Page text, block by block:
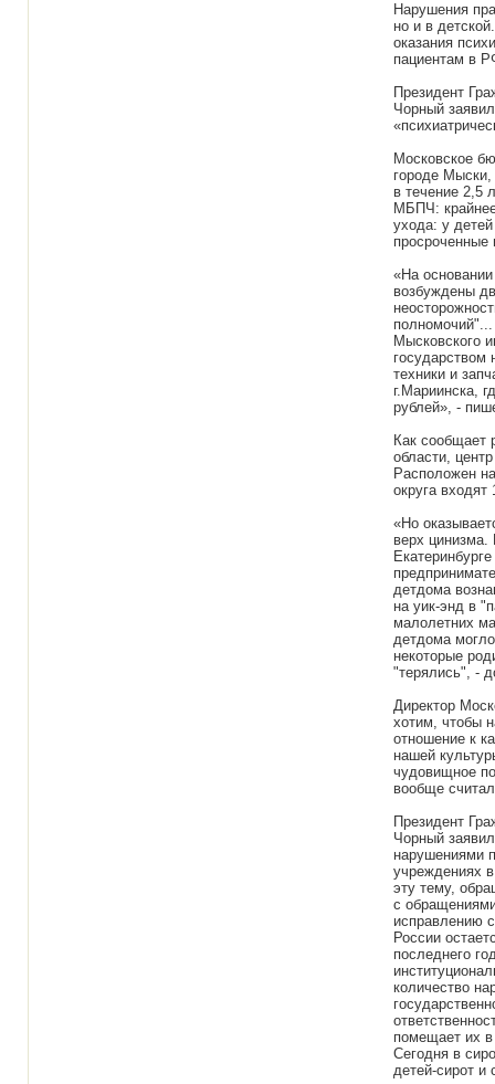
Нарушения
но и в
оказания
пациентам в
Президент
Чорный
Московское
городе Мыски,
в течение 2,5
МБПЧ: крайнее
ухода: у
«На
возбуждены
полномочий"...
Мысковского
государством
техники и
г.Мариинска,
рублей», -
Как сообщает
области,
Расположен
округа входят
«Но
верх цинизма.
детдома
на уик-энд в
малолетних
детдома
некоторые
"терялись", -
Директор
хотим, чтобы
отношение к
нашей
чудовищное
вообще
Президент
Чорный
нарушениями
учреждениях
эту тему,
с
исправлению
России
последнего
количество
помещает их
Сегодня в
детей-сирот и